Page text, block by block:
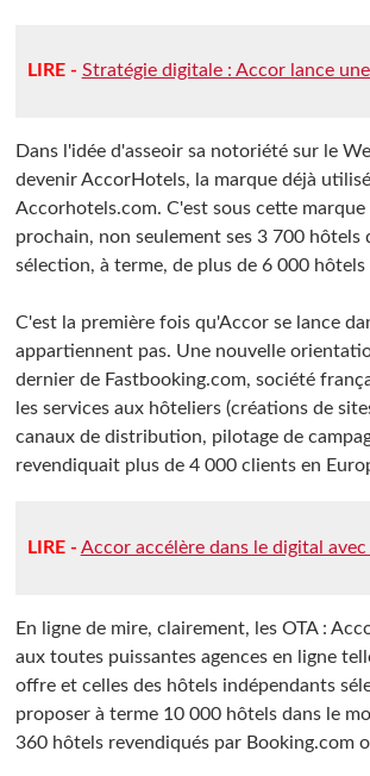
LIRE - Stratégie digitale : Accor lance
Dans l'idée d'asseoir sa notoriété sur le
devenir AccorHotels, la marque déjà
Accorhotels.com. C'est sous cette
prochain, non seulement ses 3 700 hôtels
sélection, à terme, de plus de 6 000
C'est la première fois qu'Accor se lance
appartiennent pas. Une nouvelle
dernier de Fastbooking.com, société
les services aux hôteliers (créations de
canaux de distribution, pilotage de
revendiquait plus de 4 000 clients en
LIRE - Accor accélère dans le digital
En ligne de mire, clairement, les OTA :
aux toutes puissantes agences en ligne
offre et celles des hôtels indépendants
proposer à terme 10 000 hôtels dans le
360 hôtels revendiqués par Booking.com